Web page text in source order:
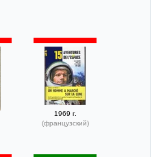
1969 г.
(французский)